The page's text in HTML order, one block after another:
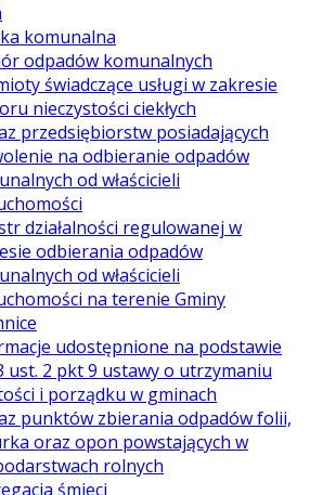
komunalna
odpadów komunalnych
świadczące usługi w zakresie
nieczystości ciekłych
przedsiębiorstw posiadających
na odbieranie odpadów
od właścicieli
działalności regulowanej w
odbierania odpadów
od właścicieli
na terenie Gminy
udostępnione na podstawie
ust. 2 pkt 9 ustawy o utrzymaniu
i porządku w gminach
punktów zbierania odpadów folii,
oraz opon powstających w
rolnych
śmieci